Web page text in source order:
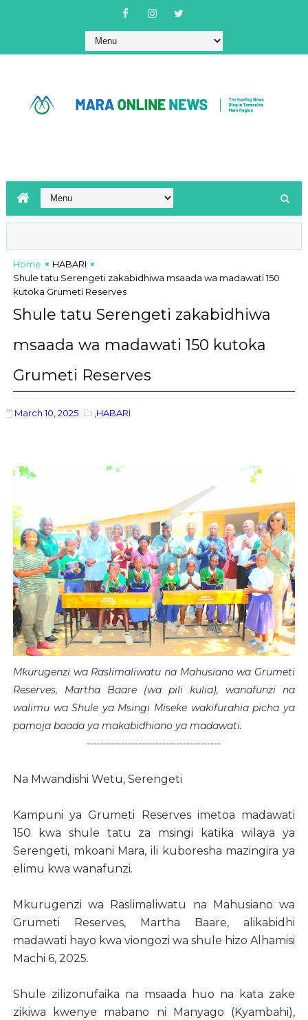
Home
HABARI
Shule tatu Serengeti zakabidhiwa msaada wa madawati 150
kutoka Grumeti Reserves
Shule tatu Serengeti zakabidhiwa
msaada wa madawati 150 kutoka
Grumeti Reserves
March 10, 2025 ,HABARI
Mkurugenzi wa Raslimaliwatu na Mahusiano wa Grumeti
Reserves, Martha Baare (wa pili kulia), wanafunzi na
walimu wa Shule ya Msingi Miseke wakifurahia picha ya
pamoja baada ya makabidhiano ya madawati.
---------------------------------------
Na Mwandishi Wetu, Serengeti
Kampuni ya Grumeti Reserves imetoa madawati
150 kwa shule tatu za msingi katika wilaya ya
Serengeti, mkoani Mara, ili kuboresha mazingira ya
elimu kwa wanafunzi.
Mkurugenzi wa Raslimaliwatu na Mahusiano wa
Grumeti Reserves, Martha Baare, alikabidhi
madawati hayo kwa viongozi wa shule hizo Alhamisi
Machi 6, 2025.
Shule zilizonufaika na msaada huo na kata zake
zikiwa kwenye mabano ni Manyago (Kyambahi),